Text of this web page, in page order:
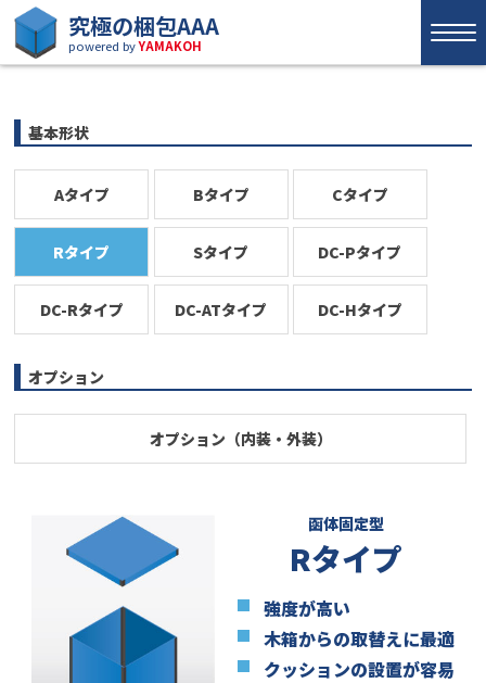
究極の梱包AAA
powered byYAMAKOH
基本形状
Aタイプ Bタイプ Cタイプ
Rタイプ Sタイプ DC-Pタイプ
DC-Rタイプ DC-ATタイプ DC-Hタイプ
オプション
オプション（内装・外装）
函体固定型
Rタイプ
強度が高い
木箱からの取替えに最適
クッションの設置が容易